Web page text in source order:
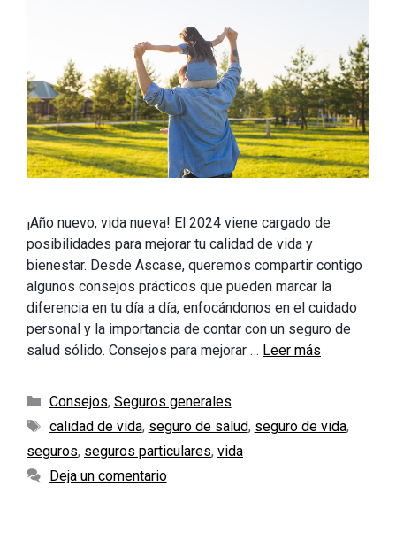
¡Año nuevo, vida nueva! El 2024 viene cargado de
posibilidades para mejorar tu calidad de vida y
bienestar. Desde Ascase, queremos compartir contigo
algunos consejos prácticos que pueden marcar la
diferencia en tu día a día, enfocándonos en el cuidado
personal y la importancia de contar con un seguro de
salud sólido. Consejos para mejorar … Leer más
Categorías
Consejos, Seguros generales
Etiquetas
calidad de vida, seguro de salud, seguro de vida,
seguros, seguros particulares, vida
Deja un comentario